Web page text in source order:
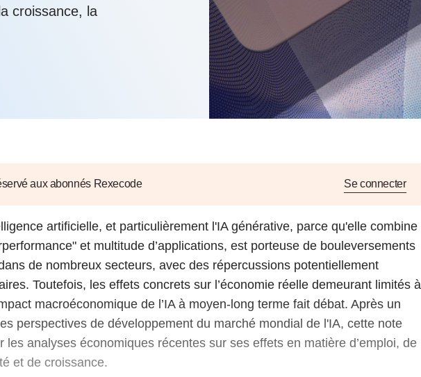
tous les thèmes Voir tous les produits
toute la presse
d'Olivier Redoulès au Sénat pour
Rexecode
10 juil. 2025
Mieux concilier décarbonation et
croissance économique dans la
stratégie climat
20 déc. 2024
Voir toutes les instances
croissance, la
aux abonnés Rexecode Se connecter
artificielle, et particulièrement l'IA générative, parce qu'elle combine
et multitude d’applications, est porteuse de bouleversements
de nombreux secteurs, avec des répercussions potentiellement
Toutefois, les effets concrets sur l’économie réelle demeurant limités à
macroéconomique de l’IA à moyen-long terme fait débat. Après un
perspectives de développement du marché mondial de l'IA, cette note
les analyses économiques récentes sur ses effets en matière d’emploi, de
et de croissance.